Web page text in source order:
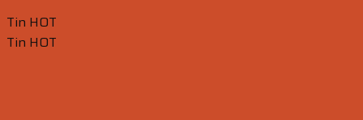
Tin HOT
Tin HOT